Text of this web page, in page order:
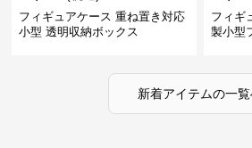
フィギュアケース 重ね置き対応
小型 透明収納ボックス
フィギ
製小型
新着アイテムの一